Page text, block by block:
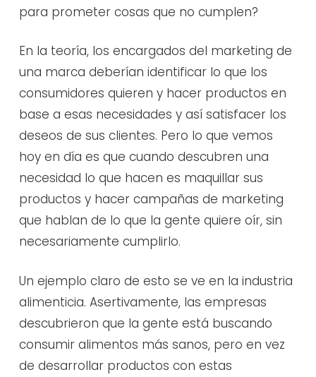
para prometer cosas que no cumplen?
En la teoría, los encargados del marketing de
una marca deberían identificar lo que los
consumidores quieren y hacer productos en
base a esas necesidades y así satisfacer los
deseos de sus clientes. Pero lo que vemos
hoy en día es que cuando descubren una
necesidad lo que hacen es maquillar sus
productos y hacer campañas de marketing
que hablan de lo que la gente quiere oír, sin
necesariamente cumplirlo.
Un ejemplo claro de esto se ve en la industria
alimenticia. Asertivamente, las empresas
descubrieron que la gente está buscando
consumir alimentos más sanos, pero en vez
de desarrollar productos con estas